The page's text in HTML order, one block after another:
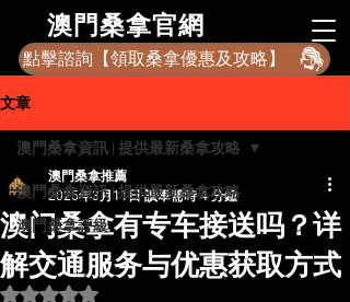
​澳門桑拿官網
點擊諮詢【領取桑拿優惠及攻略】
文章
澳門桑拿資訊 | 提供最新桑拿攻略
澳門桑拿評級
澳門桑拿資訊 | 提供最新桑拿攻略
澳门桑拿有专车接送吗？详
解交通服务与优惠获取方式
澳門桑拿推薦
2025年3月11日 讀畢需時 4 分鐘
評等為 NaN（最高為 5 顆星）。